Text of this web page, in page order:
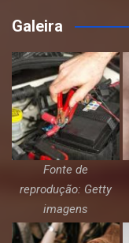
Galeira
Fonte de
reprodução: Getty
imagens